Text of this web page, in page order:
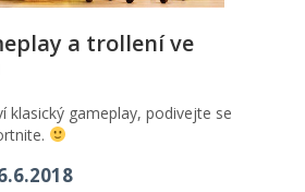
– Gameplay a trollení ve
FORTNITE!!
a trollení ve
klasický gameplay, podivejte se